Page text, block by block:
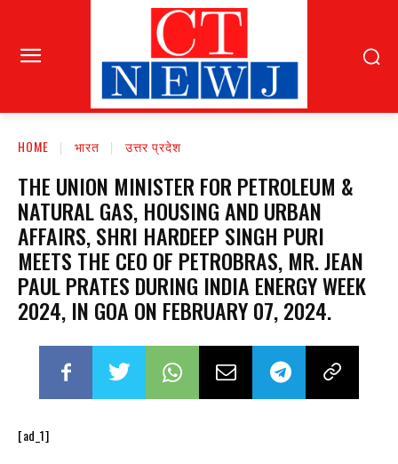
HOME भारत उत्तर प्रदेश
THE UNION MINISTER FOR PETROLEUM &
NATURAL GAS, HOUSING AND URBAN
AFFAIRS, SHRI HARDEEP SINGH PURI
MEETS THE CEO OF PETROBRAS, MR. JEAN
PAUL PRATES DURING INDIA ENERGY WEEK
2024, IN GOA ON FEBRUARY 07, 2024.
[ad_1]